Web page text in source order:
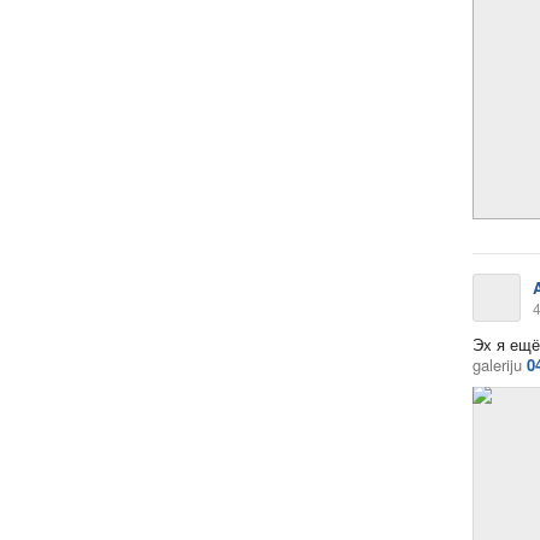
Эх я ещё
galeriju